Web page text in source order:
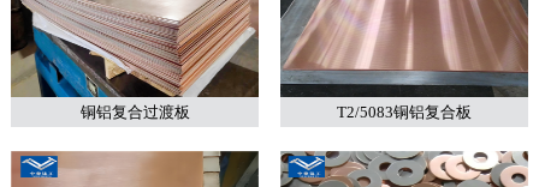
铜铝复合过渡板 T2/5083铜铝复合板